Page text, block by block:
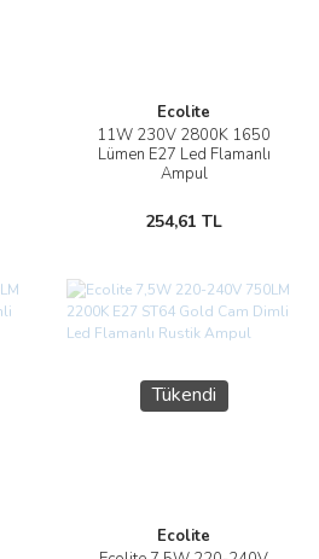
Ecolite
11W 230V 2800K 1650
Lümen E27 Led Flamanlı
Ampul
254,61 TL
Tükendi
Ecolite